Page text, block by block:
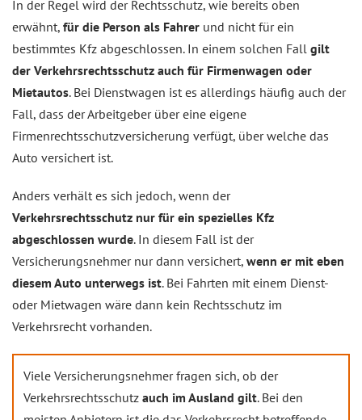
In der Regel wird der Rechtsschutz, wie bereits oben
erwähnt, für die Person als Fahrer und nicht für ein
bestimmtes Kfz abgeschlossen. In einem solchen Fall gilt
der Verkehrsrechtsschutz auch für Firmenwagen oder
Mietautos. Bei Dienstwagen ist es allerdings häufig auch der
Fall, dass der Arbeitgeber über eine eigene
Firmenrechtsschutzversicherung verfügt, über welche das
Auto versichert ist.
Anders verhält es sich jedoch, wenn der
Verkehrsrechtsschutz nur für ein spezielles Kfz
abgeschlossen wurde. In diesem Fall ist der
Versicherungsnehmer nur dann versichert, wenn er mit eben
diesem Auto unterwegs ist. Bei Fahrten mit einem Dienst-
oder Mietwagen wäre dann kein Rechtsschutz im
Verkehrsrecht vorhanden.
Viele Versicherungsnehmer fragen sich, ob der
Verkehrsrechtsschutz auch im Ausland gilt. Bei den